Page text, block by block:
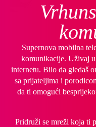
Supernova mobilna
komunikacije. Uživaj
internetu. Bilo da gledaš
sa prijateljima i
da ti omogući
Pridruži se mreži koja ti